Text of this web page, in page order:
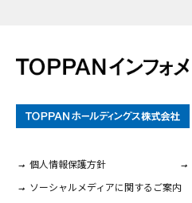
個人情報保護方針
ソーシャルメディアに関するご案内